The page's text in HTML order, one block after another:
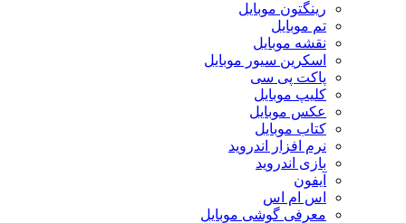
رینگتون موبایل
تم موبایل
نقشه موبایل
اسکرین سیور موبایل
پاکت پی سی
کلیپ موبایل
عکس موبایل
کتاب موبایل
نرم افزار اندروید
بازی اندروید
آیفون
اس ام اس
معرفی گوشی موبایل